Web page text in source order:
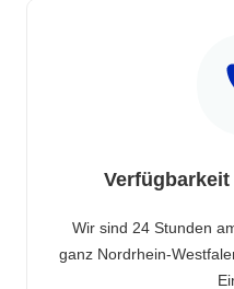
Wir sind 24 Stunden
ganz Nordrhein-